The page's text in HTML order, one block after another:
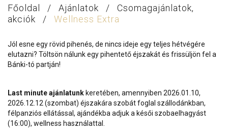
Főoldal / Ajánlatok /
Csomagajánlatok,
akciók
/ Wellness Extra
Jól esne egy rövid pihenés, de nincs ideje egy teljes hétvégére
elutazni? Töltsön nálunk egy pihentető éjszakát és frissüljön fel a
Bánki-tó partján!
Last minute ajánlatunk keretében, amennyiben 2026.01.10,
2026.12.12 (szombat) éjszakára szobát foglal szállodánkban,
félpanziós ellátással, ajándékba adjuk a késői szobaelhagyást
(16:00), wellness használattal.